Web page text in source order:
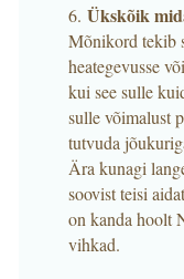
6. Ükskõik
Mõnikord tekib
heategevusse
kui see sulle
sulle võimalust
tutvuda
Ära kunagi
soovist teisi
on kanda hoolt
vihkad.